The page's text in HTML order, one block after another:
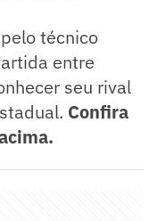
técnico
entre
seu rival
Confira